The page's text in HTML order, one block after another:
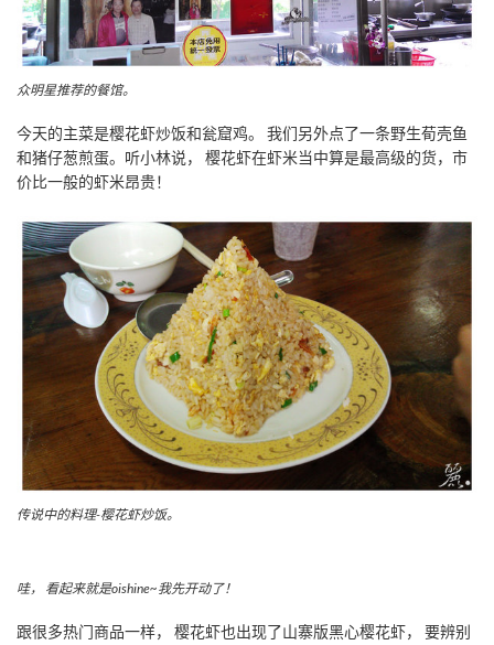
众明星推荐的餐馆。
今天的主菜是樱花虾炒饭和瓮窟鸡。 我们另外点了一条野生荀壳鱼
和猪仔葱煎蛋。听小林说， 樱花虾在虾米当中算是最高级的货，市
价比一般的虾米昂贵！
传说中的料理-樱花虾炒饭。
哇， 看起来就是oishine~我先开动了！
跟很多热门商品一样， 樱花虾也出现了山寨版黑心樱花虾， 要辨别